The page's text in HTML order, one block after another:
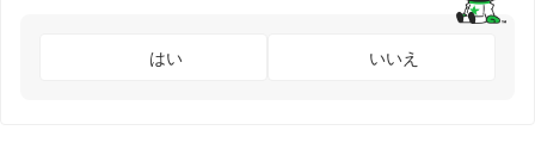
はい いいえ